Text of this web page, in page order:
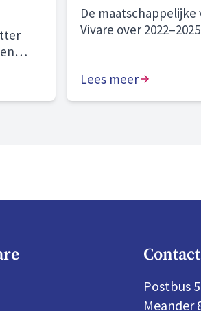
De maatschappelijke
Vivare over
onze zichtbare
Lees meer
Contact
Postbus
Meander